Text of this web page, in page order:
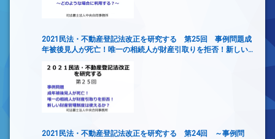
2021民法・不動産登記法改正を研究する 第25回 事例問題成
年被後見人が死亡！唯一の相続人が財産引取りを拒否！新しい
2021民法・不動産登記法改正を研究する 第24回 ～事例問